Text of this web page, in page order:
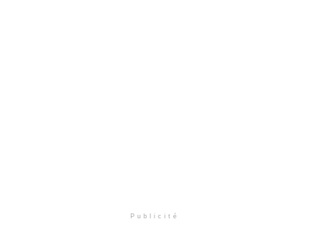
Publicité